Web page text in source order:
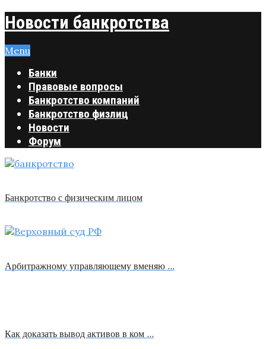
Новости банкротства
Menu
Банки
Правовые вопросы
Банкротство компаний
Банкротство физлиц
Новости
Форум
Банкротство с физическим лицом
Арбитражному управляющему вменяю …
Как доказать вывод активов в ком …